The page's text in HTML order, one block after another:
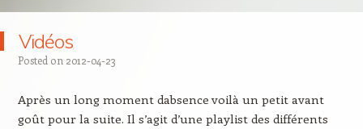
Vidéos
Posted on 2012-04-23
Après un long moment dabsence voilà un petit avant
goût pour la suite. Il s’agit d’une playlist des différents